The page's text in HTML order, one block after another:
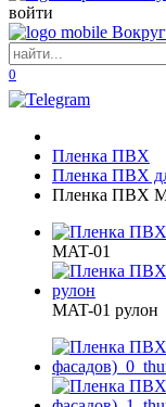
войти
0
Пленка ПВХ
Пленка ПВХ
Пленка ПВХ
MAT-01
MAT-01 рулон